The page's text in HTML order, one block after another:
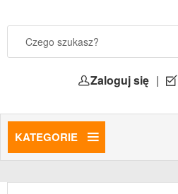
Zaloguj się |
KATEGORIE